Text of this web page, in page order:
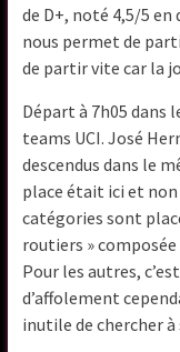
de D+, noté 4,5/5
nous permet de
de partir vite car la
Départ à 7h05 dans
teams UCI. José
descendus dans le
place était ici et non
catégories sont
routiers » composée
Pour les autres,
d’affolement
inutile de chercher